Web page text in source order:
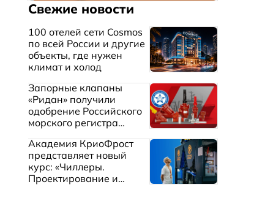
Свежие новости
100 отелей сети Cosmos
по всей России и другие
объекты, где нужен
климат и холод
Запорные клапаны
«Ридан» получили
одобрение Российского
морского регистра
Академия КриоФрост
представляет новый
курс: «Чиллеры.
Проектирование и